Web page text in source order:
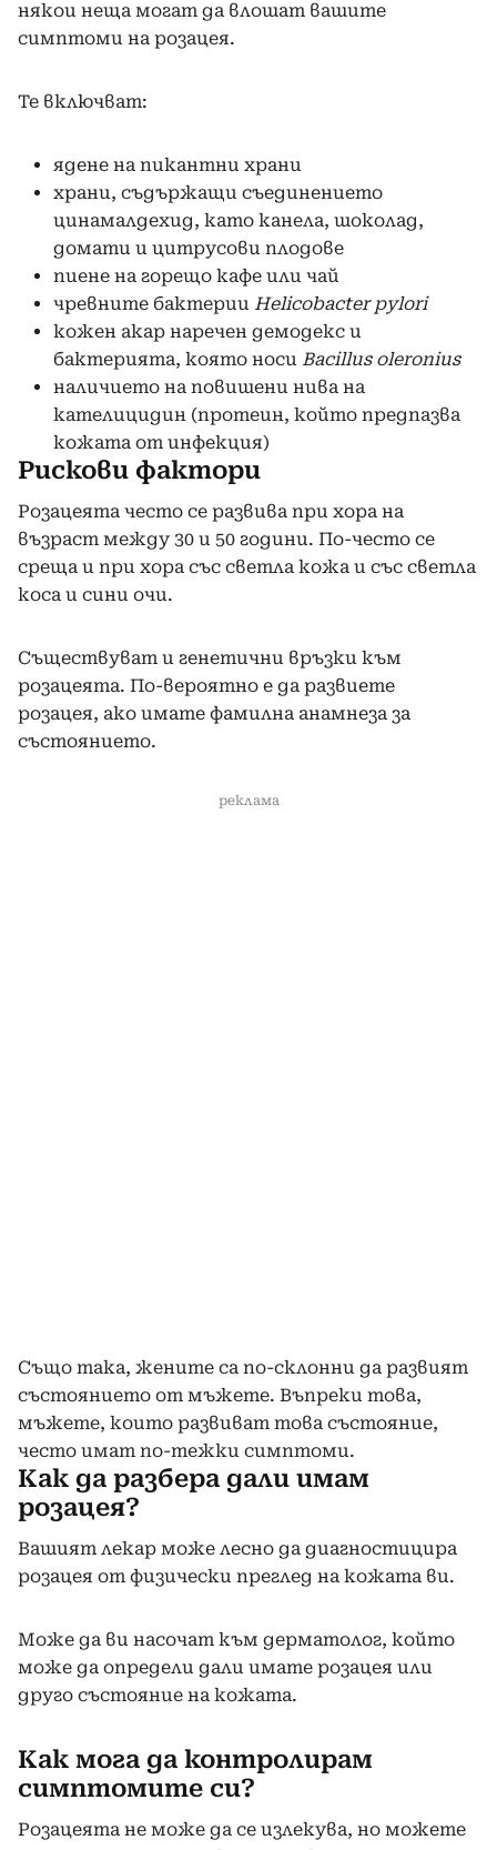
някои неща могат да влошат вашите
симптоми на розацея.
Те включват:
ядене на пикантни храни
храни, съдържащи съединението
цинамалдехид, като канела, шоколад,
домати и цитрусови плодове
пиене на горещо кафе или чай
чревните бактерии Helicobacter pylori
кожен акар наречен демодекс и
бактерията, която носи Bacillus oleronius
наличието на повишени нива на
кателицидин (протеин, който предпазва
кожата от инфекция)
Рискови фактори
Розацеята често се развива при хора на
възраст между 30 и 50 години. По-често се
среща и при хора със светла кожа и със светла
коса и сини очи.
Съществуват и генетични връзки към
розацеята. По-вероятно е да развиете
розацея, ако имате фамилна анамнеза за
състоянието.
реклама
Също така, жените са по-склонни да развият
състоянието от мъжете. Въпреки това,
мъжете, които развиват това състояние,
често имат по-тежки симптоми.
Как да разбера дали имам
розацея?
Вашият лекар може лесно да диагностицира
розацея от физически преглед на кожата ви.
Може да ви насочат към дерматолог, който
може да определи дали имате розацея или
друго състояние на кожата.
Как мога да контролирам
симптомите си?
Розацеята не може да се излекува, но можете